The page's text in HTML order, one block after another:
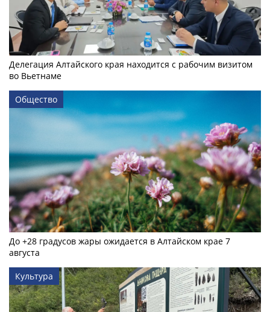
Делегация Алтайского края находится с рабочим визитом
во Вьетнаме
Общество
До +28 градусов жары ожидается в Алтайском крае 7
августа
Культура